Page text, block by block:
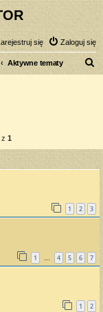
Zaloguj się
się
Aktywne tematy
z 1
1 2 3
1 … 4 5 6 7
1 2